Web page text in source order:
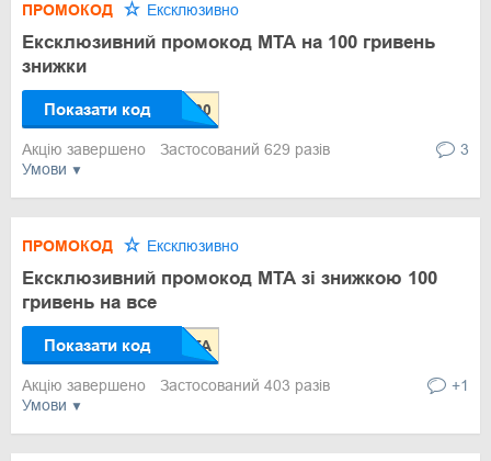
Умови
ПРОМОКОД Ексклюзивно
Ексклюзивний промокод МТА на 100 гривень
знижки
Показати код
Акцію завершено Застосований 629 разів 3
Умови
ПРОМОКОД Ексклюзивно
Ексклюзивний промокод МТА зі знижкою 100
гривень на все
Показати код
Акцію завершено Застосований 403 разів +1